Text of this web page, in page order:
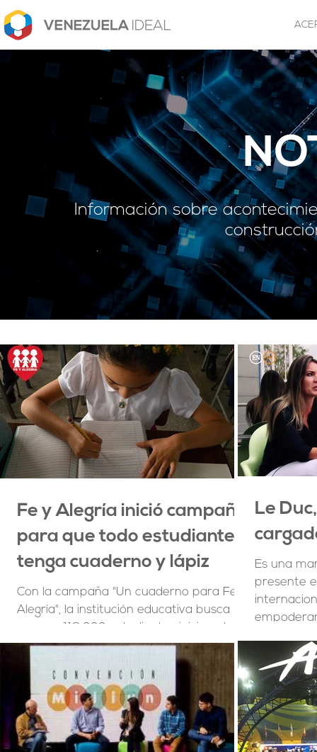
Información sobre
Fe y Alegría inició campaña
para que todo estudiante
tenga cuaderno y lápiz
Con la campaña "Un cuaderno para Fe y
Alegría", la institución educativa busca
que sus 118.000 estudiantes inicien el año
escolar con el...
Le
Es una
presente